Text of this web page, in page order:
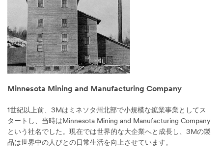
Minnesota Mining and Manufacturing Company
1世紀以上前、3Mはミネソタ州北部で小規模な鉱業事業としてス
タートし、当時はMinnesota Mining and Manufacturing Company
という社名でした。現在では世界的な大企業へと成長し、3Mの製
品は世界中の人びとの日常生活を向上させています。